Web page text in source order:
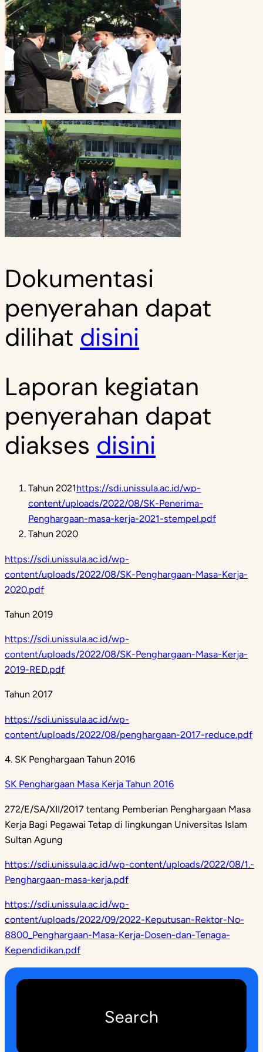
Dokumentasi
penyerahan dapat
dilihat‌ disini
Laporan kegiatan
penyerahan dapat
diakses disini
Tahun 2021https://sdi.unissula.ac.id/wp-
content/uploads/2022/08/SK-Penerima-
Penghargaan-masa-kerja-2021-stempel.pdf
Tahun 2020
https://sdi.unissula.ac.id/wp-
content/uploads/2022/08/SK-Penghargaan-Masa-Kerja-
2020.pdf
Tahun 2019
https://sdi.unissula.ac.id/wp-
content/uploads/2022/08/SK-Penghargaan-Masa-Kerja-
2019-RED.pdf
Tahun 2017
https://sdi.unissula.ac.id/wp-
content/uploads/2022/08/penghargaan-2017-reduce.pdf
4. SK Penghargaan Tahun 2016
SK Penghargaan Masa Kerja Tahun 2016
272/E/SA/XII/2017 tentang Pemberian Penghargaan Masa
Kerja Bagi Pegawai Tetap di lingkungan Universitas Islam
Sultan Agung
https://sdi.unissula.ac.id/wp-content/uploads/2022/08/1.-
Penghargaan-masa-kerja.pdf
https://sdi.unissula.ac.id/wp-
content/uploads/2022/09/2022-Keputusan-Rektor-No-
8800_Penghargaan-Masa-Kerja-Dosen-dan-Tenaga-
Kependidikan.pdf
Search